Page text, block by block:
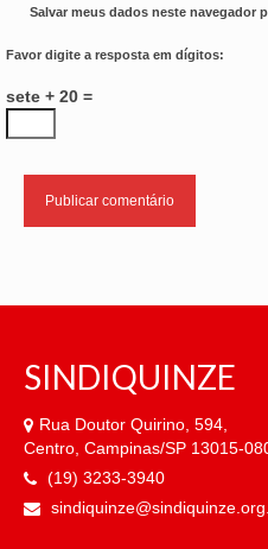
Salvar meus dados neste navegador
Favor digite a resposta em dígitos:
sete + 20 =
SINDIQUINZE
Rua Doutor Quirino, 594,
Centro, Campinas/SP 13015-
(19) 3233-3940